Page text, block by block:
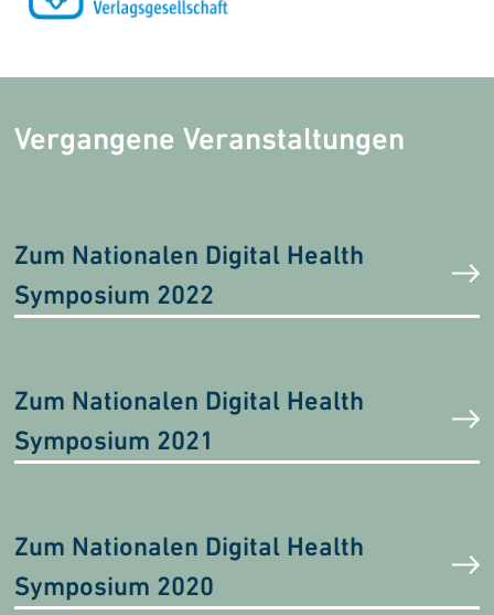
Vergangene Veranstaltungen
Zum Nationalen Digital Health
Symposium 2022
Zum Nationalen Digital Health
Symposium 2021
Zum Nationalen Digital Health
Symposium 2020